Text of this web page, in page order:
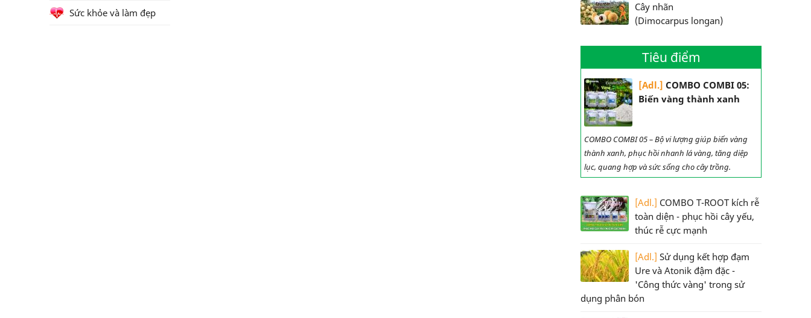
Cây nhãn
(Dimocarpus longan)
Tiêu điểm
[Adl.] COMBO COMBI 05:
Biến vàng thành xanh
COMBO COMBI 05 – Bộ vi lượng giúp biến vàng
thành xanh, phục hồi nhanh lá vàng, tăng diệp
lục, quang hợp và sức sống cho cây trồng.
[Adl.] COMBO T-ROOT kích rễ
toàn diện - phục hồi cây yếu,
thúc rễ cực mạnh
[Adl.] Sử dụng kết hợp đạm
Ure và Atonik đậm đặc -
'Công thức vàng' trong sử
dụng phân bón
Sức khỏe và làm đẹp